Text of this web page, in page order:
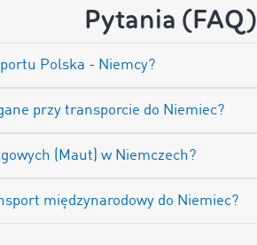
Pytania (FAQ)
Polska - Niemcy?
przy transporcie do Niemiec?
(Maut) w Niemczech?
międzynarodowy do Niemiec?